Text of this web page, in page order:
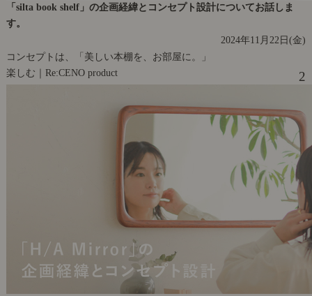
「silta book shelf」の企画経緯とコンセプト設計についてお話しま
す。
2024年11月22日(金)
コンセプトは、「美しい本棚を、お部屋に。」
楽しむ｜Re:CENO product
2